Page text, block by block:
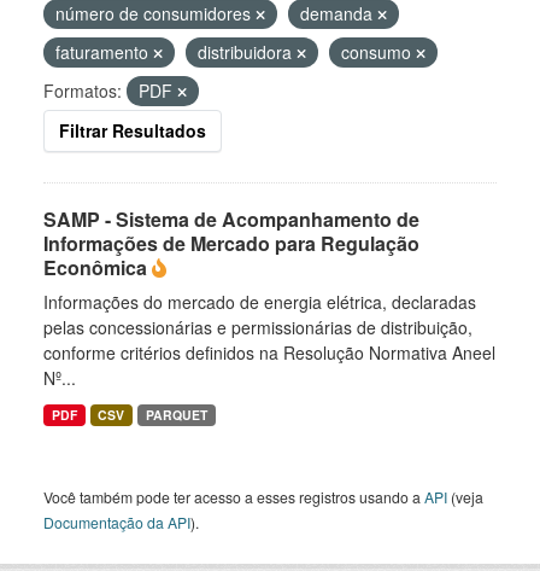
número de consumidores
demanda
faturamento
distribuidora
consumo
Formatos:
PDF
Filtrar Resultados
SAMP - Sistema de Acompanhamento de
Informações de Mercado para Regulação
Econômica
Informações do mercado de energia elétrica, declaradas
pelas concessionárias e permissionárias de distribuição,
conforme critérios definidos na Resolução Normativa Aneel
Nº...
PDF CSV PARQUET
Você também pode ter acesso a esses registros usando a API (veja
Documentação da API).